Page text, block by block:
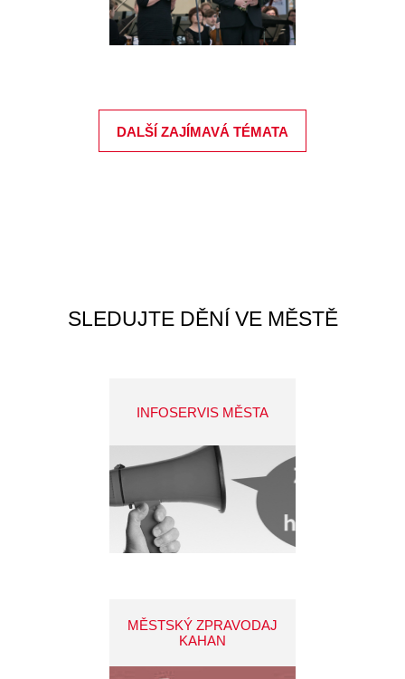
DALŠÍ ZAJÍMAVÁ TÉMATA
SLEDUJTE DĚNÍ VE MĚSTĚ
INFOSERVIS MĚSTA
MĚSTSKÝ ZPRAVODAJ
KAHAN